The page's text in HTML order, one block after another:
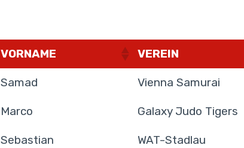
VORNAME VEREIN
Samad Vienna Samurai
Marco Galaxy Judo Tigers
Sebastian WAT-Stadlau